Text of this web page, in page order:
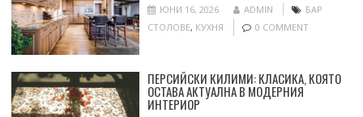
ЮНИ 16, 2026 ADMIN
БАР
СТОЛОВЕ, КУХНЯ 0 COMMENT
ПЕРСИЙСКИ КИЛИМИ: КЛАСИКА, КОЯТО
ОСТАВА АКТУАЛНА В МОДЕРНИЯ
ИНТЕРИОР